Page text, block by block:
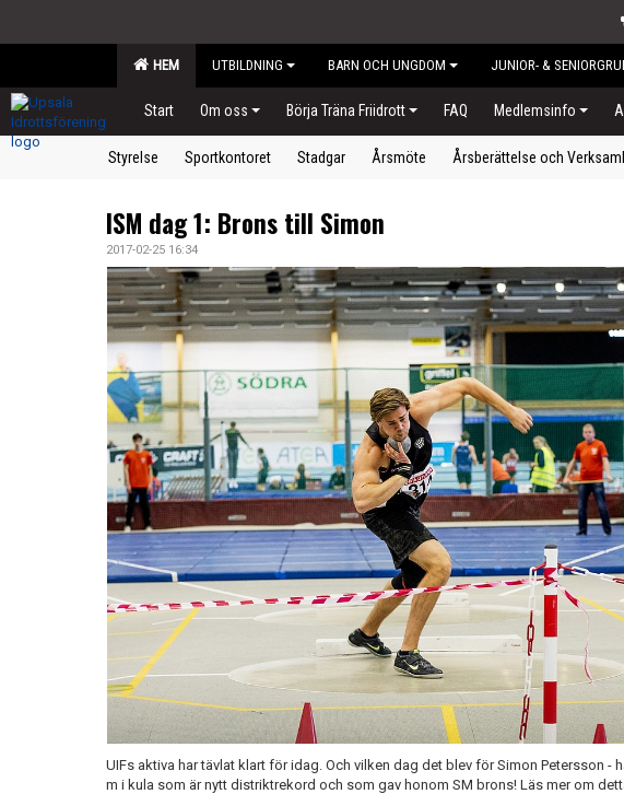
HEM UTBILDNING BARN OCH UNGDOM JUNIOR- &
Start Om oss Börja Träna Friidrott FAQ Medlemsinfo
Styrelse Sportkontoret Stadgar Årsmöte Årsberättelse och
ISM dag 1: Brons till Simon
2017-02-25 16:34
UIFs aktiva har tävlat klart för idag. Och vilken dag det blev för Simon Petersson -
m i kula som är nytt distriktrekord och som gav honom SM brons! Läs mer om